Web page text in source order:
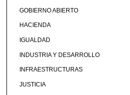
GOBIERNO ABIERTO
HACIENDA
IGUALDAD
INDUSTRIA Y DESARROLLO
INFRAESTRUCTURAS
JUSTICIA